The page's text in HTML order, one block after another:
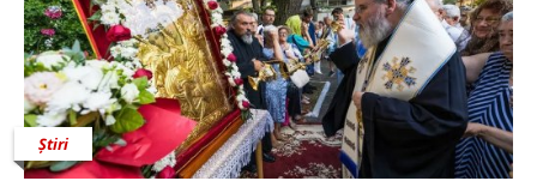
Știri